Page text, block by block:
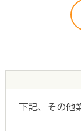
下記、その他